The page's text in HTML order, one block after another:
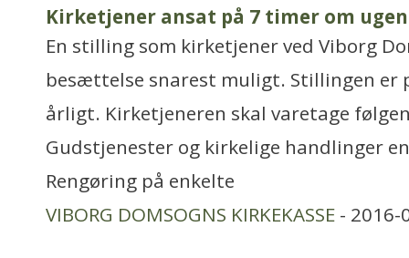
Kirketjener ansat på 7 timer om ugen
En stilling som kirketjener ved Viborg
besættelse snarest muligt. Stillingen er
årligt. Kirketjeneren skal varetage
Gudstjenester og kirkelige handlinger
Rengøring på enkelte
VIBORG DOMSOGNS KIRKEKASSE -